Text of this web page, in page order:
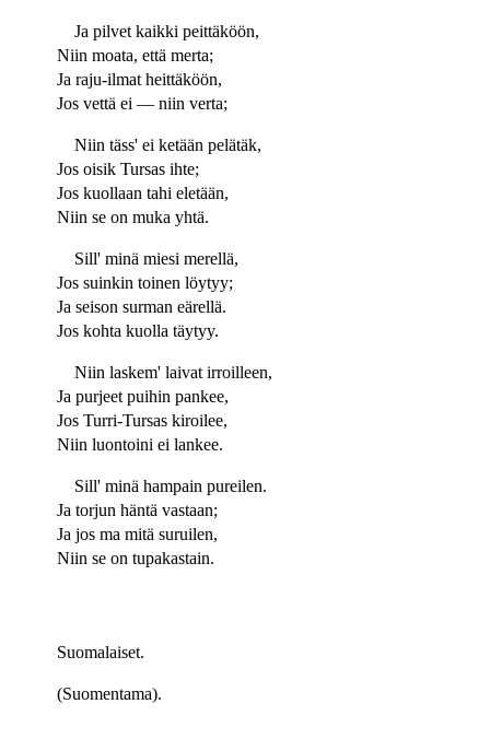
Ja pilvet kaikki peittäköön,
Niin moata, että merta;
Ja raju-ilmat heittäköön,
Jos vettä ei — niin verta;
Niin täss' ei ketään pelätäk,
Jos oisik Tursas ihte;
Jos kuollaan tahi eletään,
Niin se on muka yhtä.
Sill' minä miesi merellä,
Jos suinkin toinen löytyy;
Ja seison surman eärellä.
Jos kohta kuolla täytyy.
Niin laskem' laivat irroilleen,
Ja purjeet puihin pankee,
Jos Turri-Tursas kiroilee,
Niin luontoini ei lankee.
Sill' minä hampain pureilen.
Ja torjun häntä vastaan;
Ja jos ma mitä suruilen,
Niin se on tupakastain.
Suomalaiset.
(Suomentama).